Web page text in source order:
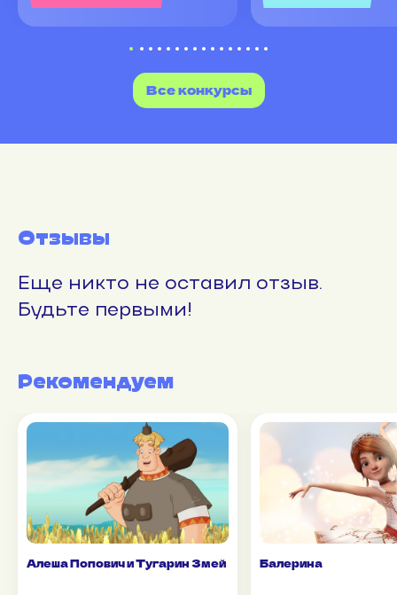
Все конкурсы
Отзывы
Еще никто не оставил отзыв.
Будьте первыми!
Рекомендуем
Алеша Попович и Тугарин Змей Балерина